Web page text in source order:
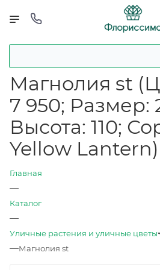
Магнолия st
7 950; Размер:
Высота: 110;
Yellow Lantern)
Главная
—
Каталог
—
Уличные растения и уличные цветы
—Магнолия st